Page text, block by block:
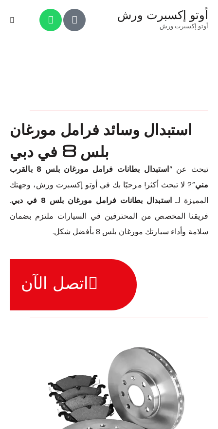
أوتو إكسبرت ورش
أوتو إكسبرت ورش
استبدال وسائد فرامل مورغان
بلس 8 في دبي
تبحث عن “
استبدال بطانات فرامل مورغان بلس 8 بالقرب
مني”? لا تبحث أكثر! مرحبًا بك في أوتو إكسبرت ورش، وجهتك
المميزة لـاستبدال بطانات فرامل مورغان بلس 8 في دبي
.
فريقنا المخصص من المحترفين في السيارات ملتزم بضمان
سلامة وأداء سيارتك مورغان بلس 8 بأفضل شكل.
اتصل الآن